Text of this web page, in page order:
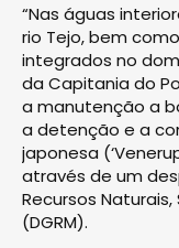
“Nas águas
rio Tejo, bem
integrados no
da Capitania do
a manutenção a
a detenção e a
japonesa
através de um
Recursos
(DGRM).